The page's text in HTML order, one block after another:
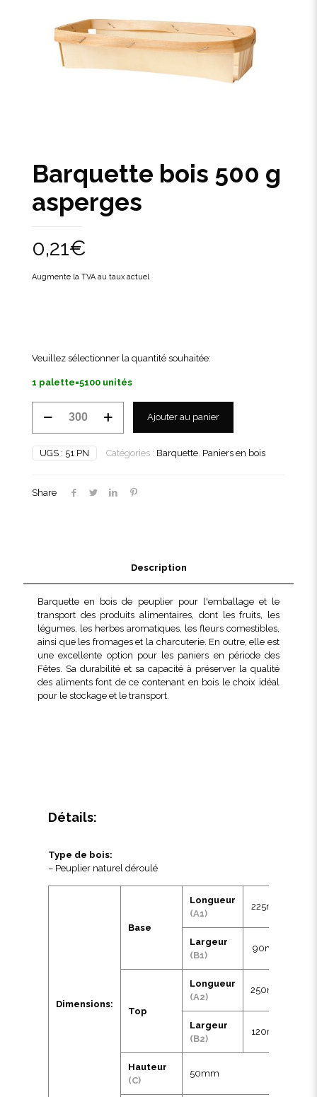
Barquette bois 500 g
asperges
0,21€
Augmente la TVA au taux actuel
Veuillez sélectionner la quantité souhaitée:
1 palette=5100 unités
Barquette
bois
500
asperges
Ajouter au panier
UGS : 51 PN Catégories : Barquette, Paniers en bois
Share
Description
Barquette en bois de peuplier pour l'emballage et le
transport des produits alimentaires, dont les fruits, les
légumes, les herbes aromatiques, les fleurs comestibles,
ainsi que les fromages et la charcuterie. En outre, elle est
une excellente option pour les paniers en période des
Fêtes. Sa durabilité et sa capacité à préserver la qualité
des aliments font de ce contenant en bois le choix idéal
pour le stockage et le transport.
Détails:
Type de bois:
– Peuplier naturel déroulé
Dimensions:
Base
Longueur
(A1)
225mm
Largeur
(B1)
90mm
Top
Longueur
(A2)
250mm
Largeur
(B2)
120mm
Hauteur
(C)
50mm